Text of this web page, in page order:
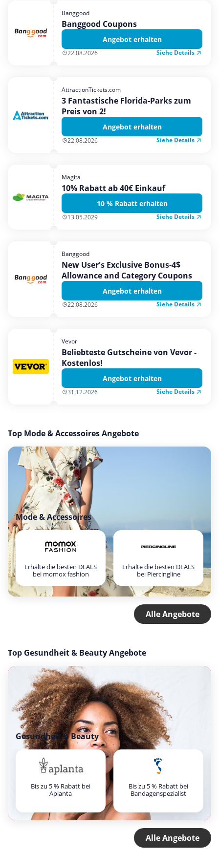
Banggood
Banggood Coupons
Angebot erhalten
22.08.2026 Siehe Details
AttractionTickets.com
3 Fantastische Florida-Parks zum
Preis von 2!
Angebot erhalten
22.08.2026 Siehe Details
Magita
10% Rabatt ab 40€ Einkauf
10 % Rabatt erhalten
13.05.2029 Siehe Details
Banggood
New User's Exclusive Bonus-4$
Allowance and Category Coupons
Angebot erhalten
22.08.2026 Siehe Details
Vevor
Beliebteste Gutscheine von Vevor -
Kostenlos!
Angebot erhalten
31.12.2026 Siehe Details
Top Mode & Accessoires Angebote
Mode & Accessoires
Erhalte die besten DEALS
bei momox fashion
Erhalte die besten DEALS
bei Piercingline
Alle Angebote
Top Gesundheit & Beauty Angebote
Gesundheit & Beauty
Bis zu 5 % Rabatt bei
Aplanta
Bis zu 5 % Rabatt bei
Bandagenspezialist
Alle Angebote